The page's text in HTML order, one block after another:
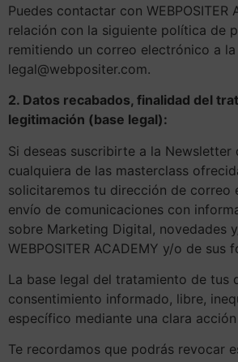
Puedes contactar con WEBPOSITER
relación con la siguiente política de
remitiendo un correo electrónico a
legal@webpositer.com.
2. Datos recabados, finalidad del
legitimación (base legal):
Si deseas suscribirte a la Newsletter
cualquiera de las masterclass
solicitaremos tu dirección de correo
envío de comunicaciones con
sobre Marketing Digital, novedades
WEBPOSITER ACADEMY y/o de sus
La base legal del tratamiento de tus
consentimiento informado, libre,
específico mediante una clara
Te recordamos que podrás revocar